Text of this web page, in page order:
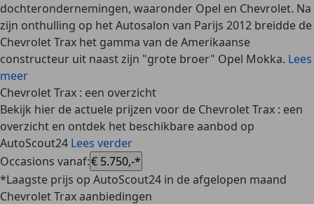
dochterondernemingen, waaronder Opel en Chevrolet. Na
zijn onthulling op het Autosalon van Parijs 2012 breidde de
Chevrolet Trax het gamma van de Amerikaanse
constructeur uit naast zijn "grote broer" Opel Mokka. Lees
meer
Chevrolet Trax : een overzicht
Bekijk hier de actuele prijzen voor de Chevrolet Trax : een
overzicht en ontdek het beschikbare aanbod op
AutoScout24 Lees verder
Occasions vanaf:€ 5.750,-*
*Laagste prijs op AutoScout24 in de afgelopen maand
Chevrolet Trax aanbiedingen